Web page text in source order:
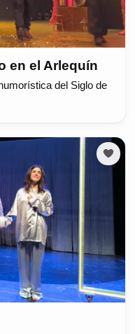
en el Arlequín
del Siglo de